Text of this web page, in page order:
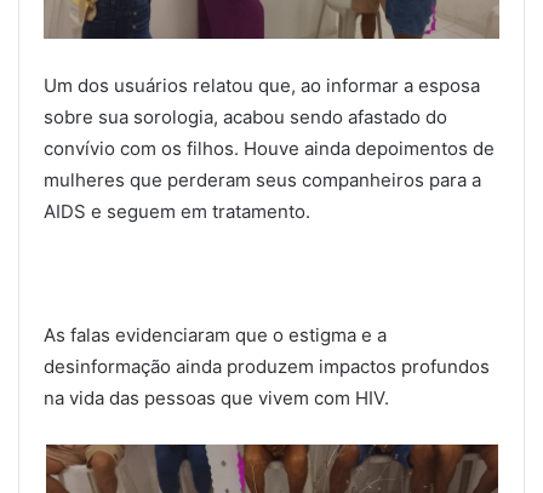
Um dos usuários relatou que, ao informar a esposa
sobre sua sorologia, acabou sendo afastado do
convívio com os filhos. Houve ainda depoimentos de
mulheres que perderam seus companheiros para a
AIDS e seguem em tratamento.
As falas evidenciaram que o estigma e a
desinformação ainda produzem impactos profundos
na vida das pessoas que vivem com HIV.